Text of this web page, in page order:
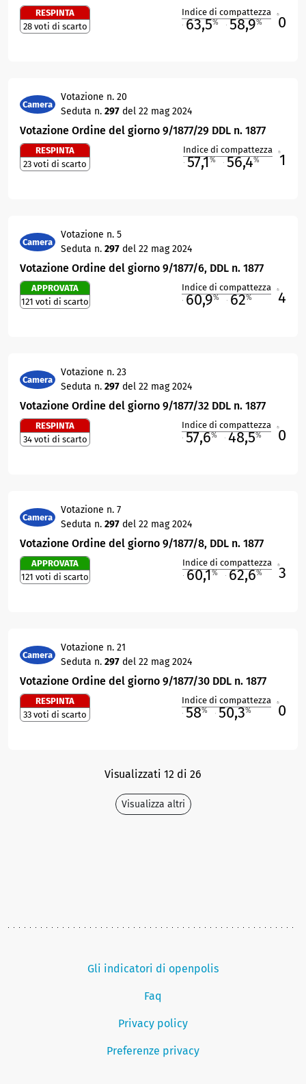
RESPINTA
28 voti di scarto
Indice di compattezza
63,5% 58,9% 0
Camera
Votazione n. 20
Seduta n. 297 del 22 mag 2024
Votazione Ordine del giorno 9/1877/29 DDL n. 1877
RESPINTA
23 voti di scarto
Indice di compattezza
57,1% 56,4% 1
Camera
Votazione n. 5
Seduta n. 297 del 22 mag 2024
Votazione Ordine del giorno 9/1877/6, DDL n. 1877
APPROVATA
121 voti di scarto
Indice di compattezza
60,9% 62% 4
Camera
Votazione n. 23
Seduta n. 297 del 22 mag 2024
Votazione Ordine del giorno 9/1877/32 DDL n. 1877
RESPINTA
34 voti di scarto
Indice di compattezza
57,6% 48,5% 0
Camera
Votazione n. 7
Seduta n. 297 del 22 mag 2024
Votazione Ordine del giorno 9/1877/8, DDL n. 1877
APPROVATA
121 voti di scarto
Indice di compattezza
60,1% 62,6% 3
Camera
Votazione n. 21
Seduta n. 297 del 22 mag 2024
Votazione Ordine del giorno 9/1877/30 DDL n. 1877
RESPINTA
33 voti di scarto
Indice di compattezza
58% 50,3% 0
Visualizzati 12 di 26
Visualizza altri
Gli indicatori di openpolis
Faq
Privacy policy
Preferenze privacy